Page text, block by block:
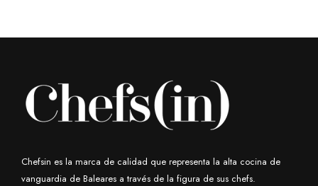
Chefsin es la marca de calidad que representa la alta cocina de
vanguardia de Baleares a través de la figura de sus chefs.